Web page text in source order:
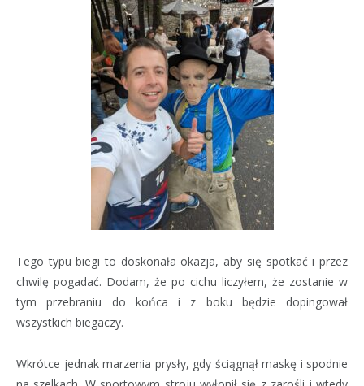
Tego typu biegi to doskonała okazja, aby się spotkać i przez
chwilę pogadać. Dodam, że po cichu liczyłem, że zostanie w
tym przebraniu do końca i z boku będzie dopingował
wszystkich biegaczy.
Wkrótce jednak marzenia prysły, gdy ściągnął maskę i spodnie